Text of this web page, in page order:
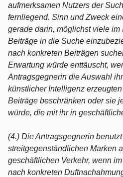
aufmerksamen Nutzers der
fernliegend. Sinn und Zweck
gerade darin, möglichst viele im
Beiträge in die Suche
nach konkreten Beiträgen
Erwartung würde enttäuscht,
Antragsgegnerin die Auswahl
künstlicher Intelligenz
Beiträge beschränken oder sie
würde, die mit ihr in
(4.) Die Antragsgegnerin
streitgegenständlichen Marken
geschäftlichen Verkehr, wenn
nach konkreten